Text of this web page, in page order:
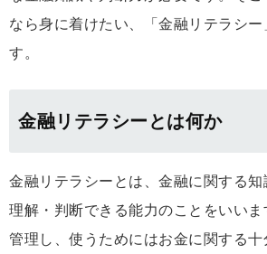
なら身に着けたい、「金融リテラシー
す。
金融リテラシーとは何か
金融リテラシーとは、金融に関する知
理解・判断できる能力のことをいいま
管理し、使うためにはお金に関する